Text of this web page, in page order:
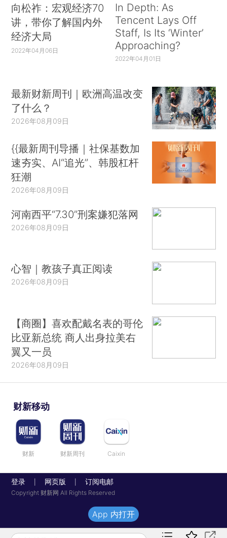
向松祚：宏观经济70
讲，带你了解国内外
经济大局
2022年04月06日
In Depth: As
Tencent Lays Off
Staff, Is Its ‘Winter’
Approaching?
2022年04月01日
最新财新周刊｜欧洲高温改变
了什么？
2026年08月09日
{{最新周刊导播｜社保基数加
速夯实、AI“追光”、韩股杠杆
狂潮
2026年08月09日
河南西平“7.30”刑案嫌犯落网
2026年08月09日
心智｜教孩子真正阅读
2026年08月09日
【商圈】喜欢配戴名表的哥伦
比亚新总统 商人出身拉美右
翼又一员
2026年08月09日
财新移动
财新 财新周刊 Caixin
登录 网页版 订阅电邮
Copyright 财新网 All Rights Reserved
App 内打开